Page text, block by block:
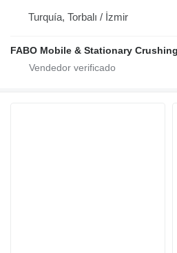
Turquía, Torbalı / İzmir